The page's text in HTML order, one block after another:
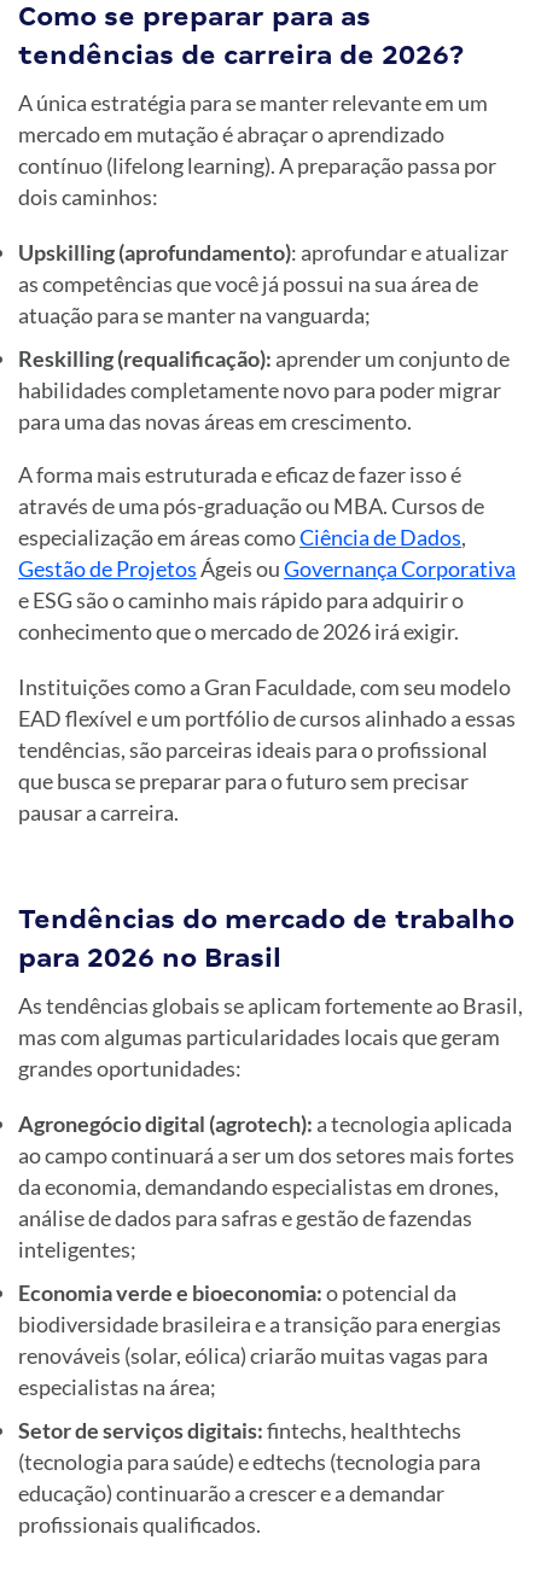
Como se preparar para as
tendências de carreira de 2026?
A única estratégia para se manter relevante em um
mercado em mutação é abraçar o aprendizado
contínuo (lifelong learning). A preparação passa por
dois caminhos:
Upskilling (aprofundamento): aprofundar e atualizar
as competências que você já possui na sua área de
atuação para se manter na vanguarda;
Reskilling (requalificação): aprender um conjunto de
habilidades completamente novo para poder migrar
para uma das novas áreas em crescimento.
A forma mais estruturada e eficaz de fazer isso é
através de uma pós-graduação ou MBA. Cursos de
especialização em áreas comoCiência de Dados,
Gestão de ProjetosÁgeis ouGovernança Corporativa
e ESG são o caminho mais rápido para adquirir o
conhecimento que o mercado de 2026 irá exigir.
Instituições como a Gran Faculdade, com seu modelo
EAD flexível e um portfólio de cursos alinhado a essas
tendências, são parceiras ideais para o profissional
que busca se preparar para o futuro sem precisar
pausar a carreira.
Tendências do mercado de trabalho
para 2026 no Brasil
As tendências globais se aplicam fortemente ao Brasil,
mas com algumas particularidades locais que geram
grandes oportunidades:
Agronegócio digital (agrotech): a tecnologia aplicada
ao campo continuará a ser um dos setores mais fortes
da economia, demandando especialistas em drones,
análise de dados para safras e gestão de fazendas
inteligentes;
Economia verde e bioeconomia:o potencial da
biodiversidade brasileira e a transição para energias
renováveis (solar, eólica) criarão muitas vagas para
especialistas na área;
Setor de serviços digitais:fintechs, healthtechs
(tecnologia para saúde) e edtechs (tecnologia para
educação) continuarão a crescer e a demandar
profissionais qualificados.